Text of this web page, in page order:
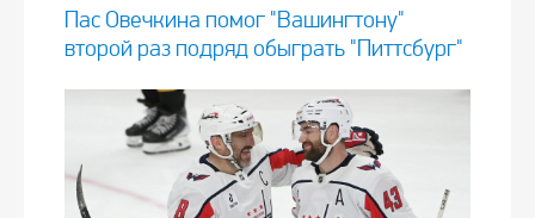
Пас Овечкина помог "Вашингтону"
второй раз подряд обыграть "Питтсбург"